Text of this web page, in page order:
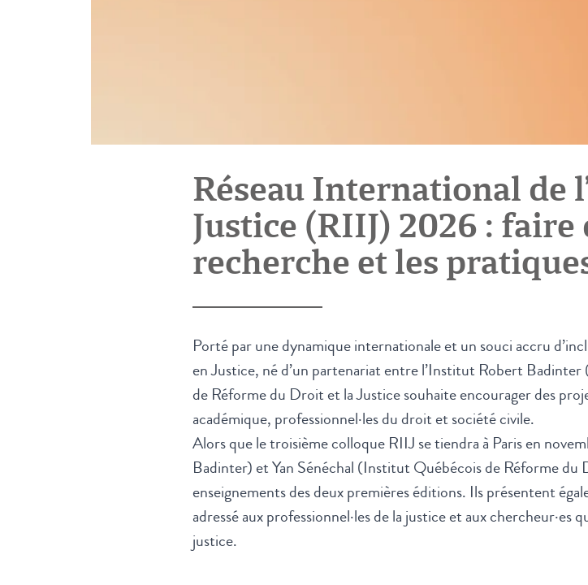
Réseau International de
Justice (RIIJ) 2026 :
recherche et les
Porté par une dynamique internationale et un souci accru
en Justice, né d’un partenariat entre l’Institut Robert
de Réforme du Droit et la Justice souhaite encourager des
académique, professionnel·les du droit et société civile.
Alors que letroisième colloque RIIJ se tiendra à Paris en
Badinter) et Yan Sénéchal (Institut Québécois de Réforme
enseignements des deux premières éditions. Ils présentent
adressé aux professionnel·les de la justice et aux chercheur·es
justice.